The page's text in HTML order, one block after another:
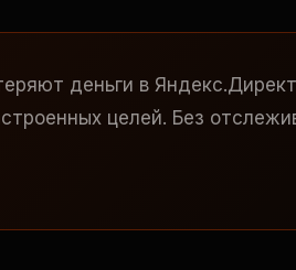
деньги в
целей. Без